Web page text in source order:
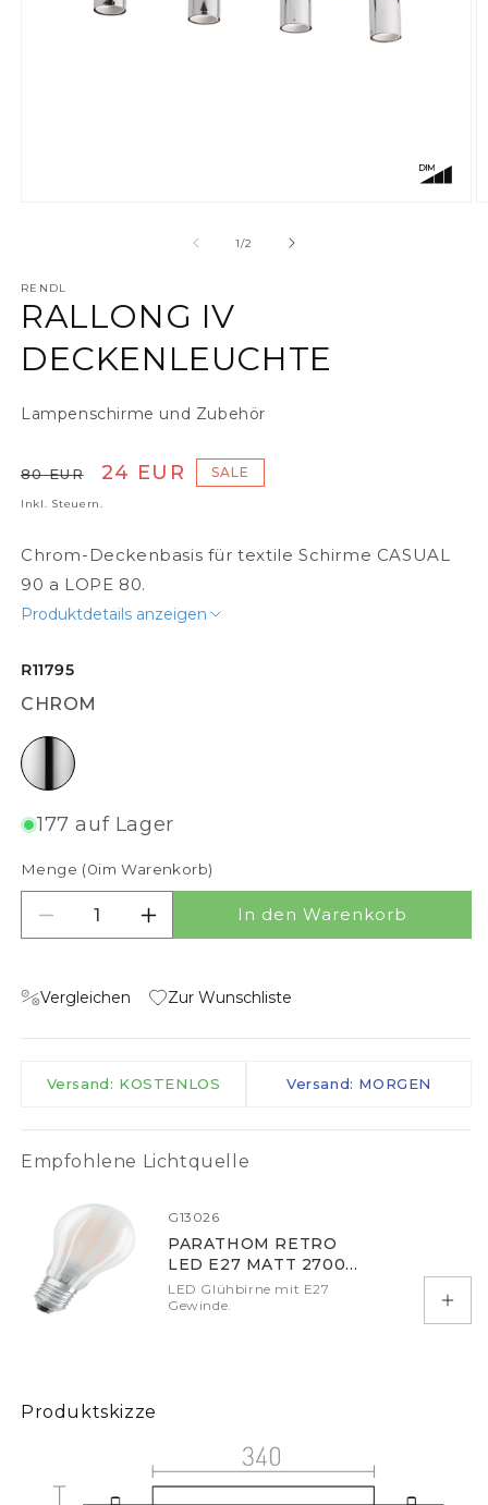
1/von
2
RENDL
RALLONG IV
DECKENLEUCHTE
Lampenschirme und Zubehör
Normaler Preis
80 EUR Verkaufspreis
24 EUR SALE
Inkl. Steuern.
Chrom-Deckenbasis für textile Schirme CASUAL
90 a LOPE 80.
Produktdetails anzeigen
R11795
CHROM
Chrom
177 auf Lager
Menge (0im Warenkorb)
Menge für RALLONG IV DECKENLEUCHTE
Menge für RALLONG IV
In den Warenkorb
Vergleichen Zur Wunschliste
Versand: KOSTENLOS Versand: MORGEN
Empfohlene Lichtquelle
G13026
PARATHOM RETRO
LED E27 MATT 2700K
DIMM
LED Glühbirne mit E27
Gewinde.
In
Produktskizze